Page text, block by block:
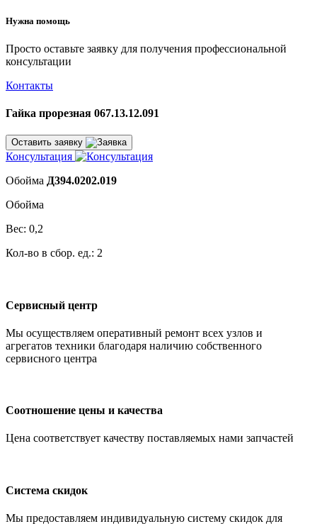
Нужна помощь
Просто оставьте заявку для получения профессиональной
консультации
Контакты
Гайка прорезная 067.13.12.091
Оставить заявку
Консультация
Обойма Д394.0202.019
Обойма
Вес: 0,2
Кол-во в сбор. ед.: 2
Сервисный центр
Мы осуществляем оперативный ремонт всех узлов и
агрегатов техники благодаря наличию собственного
сервисного центра
Соотношение цены и качества
Цена соответствует качеству поставляемых нами запчастей
Система скидок
Мы предоставляем индивидуальную систему скидок для